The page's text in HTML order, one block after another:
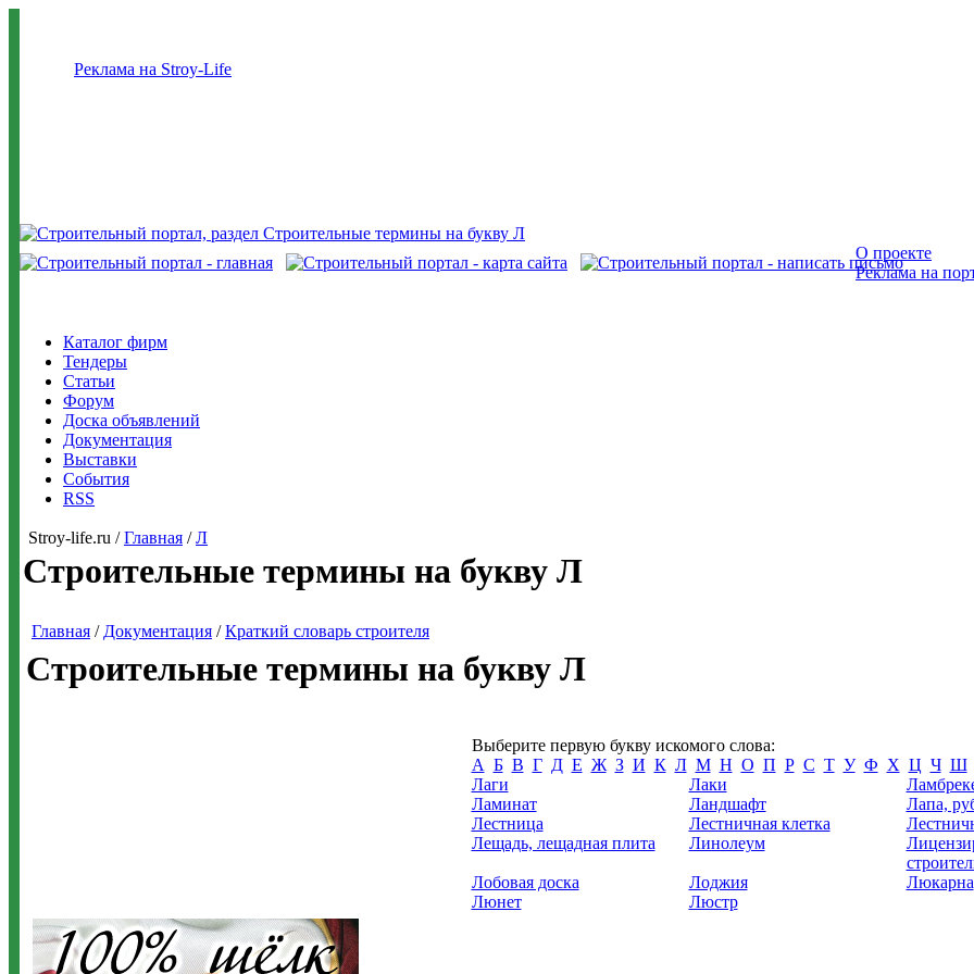
Реклама на Stroy-Life
О проекте
Реклама на
Каталог фирм
Тендеры
Статьи
Форум
Доска объявлений
Документация
Выставки
События
RSS
Stroy-life.ru /Главная /Л
Строительные термины на букву Л
Главная / Документация /Краткий словарь строителя
Строительные термины на букву Л
Выберите первую букву искомого слова:
А Б В Г Д Е Ж З И К Л М Н О П Р С Т У Ф Х Ц Ч Ш
Лаги
Лаки
Ламинат
Ландшафт
Лапа,
Лестница
Лестничная клетка
Лещадь, лещадная плита
Линолеум
Лобовая доска
Лоджия
Люкарна
Люнет
Люстр